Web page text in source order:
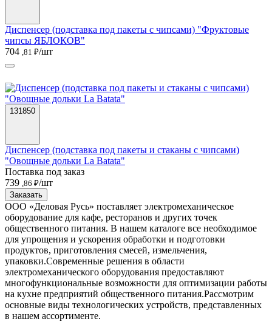
Диспенсер (подставка под пакеты с чипсами) "Фруктовые
чипсы ЯБЛОКОВ"
704 ,81 ₽/шт
131850
Диспенсер (подставка под пакеты и стаканы с чипсами)
"Овощные дольки La Batata"
Поставка под заказ
739 ,86 ₽/шт
Заказать
ООО «Деловая Русь» поставляет электромеханическое
оборудование для кафе, ресторанов и других точек
общественного питания. В нашем каталоге все необходимое
для упрощения и ускорения обработки и подготовки
продуктов, приготовления смесей, измельчения,
упаковки.Современные решения в области
электромеханического оборудования предоставляют
многофункциональные возможности для оптимизации работы
на кухне предприятий общественного питания.Рассмотрим
основные виды технологических устройств, представленных
в нашем ассортименте.